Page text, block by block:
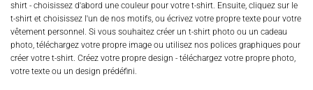
shirt - choisissez d'abord une couleur pour votre t-shirt. Ensuite, cliquez sur le
t-shirt et choisissez l'un de nos motifs, ou écrivez votre propre texte pour votre
vêtement personnel. Si vous souhaitez créer un t-shirt photo ou un cadeau
photo, téléchargez votre propre image ou utilisez nos polices graphiques pour
créer votre t-shirt. Créez votre propre design - téléchargez votre propre photo,
votre texte ou un design prédéfini.